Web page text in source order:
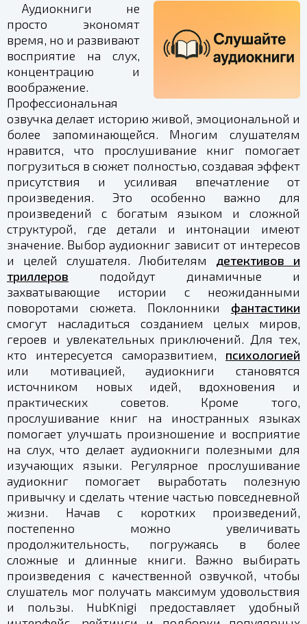
Аудиокниги не
просто экономят
время, но и развивают
восприятие на слух,
концентрацию и
воображение.
Профессиональная
озвучка делает историю живой, эмоциональной и
более запоминающейся. Многим слушателям
нравится, что прослушивание книг помогает
погрузиться в сюжет полностью, создавая эффект
присутствия и усиливая впечатление от
произведения. Это особенно важно для
произведений с богатым языком и сложной
структурой, где детали и интонации имеют
значение. Выбор аудиокниг зависит от интересов
и целей слушателя. Любителям детективов и
триллеров подойдут динамичные и
захватывающие истории с неожиданными
поворотами сюжета. Поклонники фантастики
смогут насладиться созданием целых миров,
героев и увлекательных приключений. Для тех,
кто интересуется саморазвитием, психологией
или мотивацией, аудиокниги становятся
источником новых идей, вдохновения и
практических советов. Кроме того,
прослушивание книг на иностранных языках
помогает улучшать произношение и восприятие
на слух, что делает аудиокниги полезными для
изучающих языки. Регулярное прослушивание
аудиокниг помогает выработать полезную
привычку и сделать чтение частью повседневной
жизни. Начав с коротких произведений,
постепенно можно увеличивать
продолжительность, погружаясь в более
сложные и длинные книги. Важно выбирать
произведения с качественной озвучкой, чтобы
слушатель мог получать максимум удовольствия
и пользы. HubKnigi предоставляет удобный